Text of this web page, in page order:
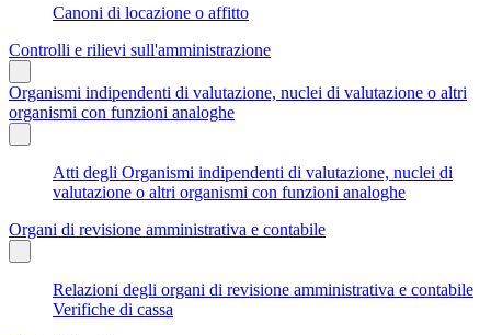
Canoni di locazione o affitto
Controlli e rilievi sull'amministrazione
Organismi indipendenti di valutazione, nuclei di valutazione o altri
organismi con funzioni analoghe
Atti degli Organismi indipendenti di valutazione, nuclei di
valutazione o altri organismi con funzioni analoghe
Organi di revisione amministrativa e contabile
Relazioni degli organi di revisione amministrativa e contabile
Verifiche di cassa